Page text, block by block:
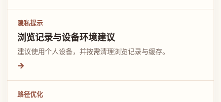
隐私提示
浏览记录与设备环境建议
建议使用个人设备，并按需清理浏览记录与缓存。
→
路径优化